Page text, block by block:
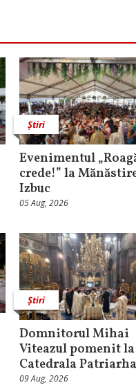
Știri
Evenimentul
crede!” la
Izbuc
05 Aug, 2026
Știri
Domnitorul Mihai
Viteazul pomenit la
Catedrala
09 Aug, 2026